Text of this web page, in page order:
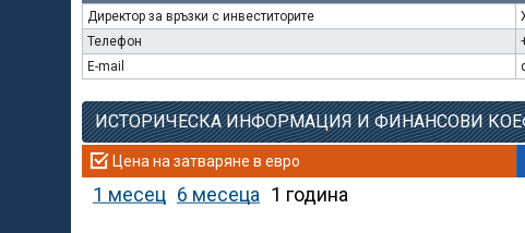
Директор за връзки с инвеститорите
Телефон
E-mail
ИСТОРИЧЕСКА ИНФОРМАЦИЯ И ФИНАНСОВИ
Цена на затваряне в евро
1 месец 6 месеца 1 година